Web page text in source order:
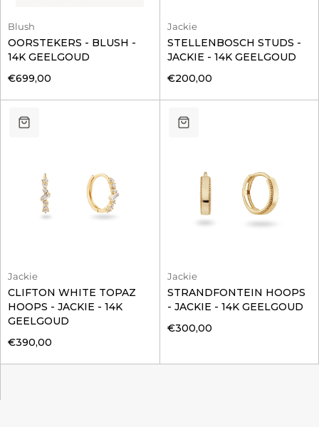
Blush
OORSTEKERS - BLUSH -
14K GEELGOUD
€699,00
Jackie
STELLENBOSCH STUDS -
JACKIE - 14K GEELGOUD
€200,00
Jackie
CLIFTON WHITE TOPAZ
HOOPS - JACKIE - 14K
GEELGOUD
€390,00
Jackie
STRANDFONTEIN HOOPS
- JACKIE - 14K GEELGOUD
€300,00